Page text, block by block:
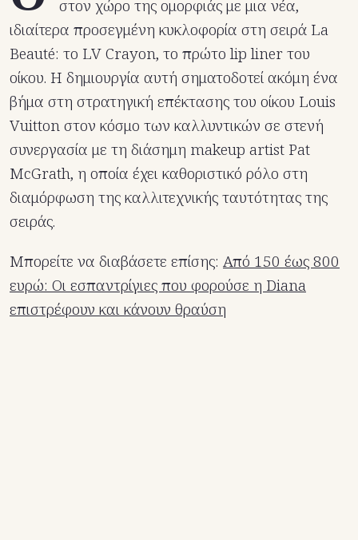
στον χώρο της ομορφιάς με μια νέα,
ιδιαίτερα προσεγμένη κυκλοφορία στη σειρά La
Beauté: το LV Crayon, το πρώτο lip liner του
οίκου. Η δημιουργία αυτή σηματοδοτεί ακόμη ένα
βήμα στη στρατηγική επέκτασης του οίκου Louis
Vuitton στον κόσμο των καλλυντικών σε στενή
συνεργασία με τη διάσημη makeup artist Pat
McGrath, η οποία έχει καθοριστικό ρόλο στη
διαμόρφωση της καλλιτεχνικής ταυτότητας της
σειράς.
Μπορείτε να διαβάσετε επίσης: Από 150 έως 800
ευρώ: Οι εσπαντρίγιες που φορούσε η Diana
επιστρέφουν και κάνουν θραύση